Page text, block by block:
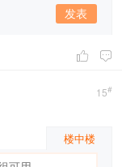
发表
 
15#
楼中楼